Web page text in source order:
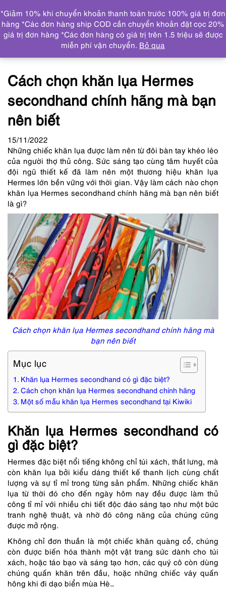
DANH MỤC
Trang chủ Tin tức
Cách chọn khăn lụa Hermes
secondhand chính hãng mà bạn nên biết
Cách chọn khăn lụa Hermes
secondhand chính hãng mà bạn
nên biết
15/11/2022
Những chiếc khăn lụa được làm nên từ đôi bàn tay khéo léo
của người thợ thủ công. Sức sáng tạo cùng tâm huyết của
đội ngũ thiết kế đã làm nên một thương hiệu khăn lụa
Hermes lớn bền vững với thời gian. Vậy làm cách nào chọn
khăn lụa Hermes secondhand chính hãng mà bạn nên biết
là gì?
Cách chọn khăn lụa Hermes secondhand chính hãng mà
bạn nên biết
Mục lục
Khăn lụa Hermes secondhand có gì đặc biệt?
Cách chọn khăn lụa Hermes secondhand chính hãng
Một số mẫu khăn lụa Hermes secondhand tại Kiwiki
Khăn lụa Hermes secondhand có
gì đặc biệt?
Hermes đặc biệt nổi tiếng không chỉ túi xách, thắt lưng, mà
còn khăn lụa bởi kiểu dáng thiết kế thanh lịch cùng chất
lượng và sự tỉ mỉ trong từng sản phẩm. Những chiếc khăn
lụa từ thời đó cho đến ngày hôm nay đều được làm thủ
công tỉ mỉ với nhiều chi tiết độc đáo sáng tạo như một bức
tranh nghệ thuật, và nhờ đó công năng của chúng cũng
được mở rộng.
Không chỉ đơn thuần là một chiếc khăn quàng cổ, chúng
còn được biến hóa thành một vật trang sức dành cho túi
xách, hoặc táo bạo và sáng tạo hơn, các quý cô còn dùng
chúng quấn khăn trên đầu, hoặc những chiếc váy quấn
hông khi đi dạo biển mùa Hè…
*Giảm 10% khi chuyển khoản thanh toán trước 100% giá trị đơn
hàng *Các đơn hàng ship COD cần chuyển khoản đặt cọc 20%
giá trị đơn hàng *Các đơn hàng có giá trị trên 1.5 triệu sẽ được
miễn phí vận chuyển. Bỏ qua